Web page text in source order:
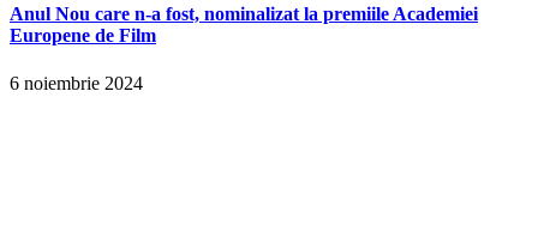
Anul Nou care n-a fost, nominalizat la premiile Academiei
Europene de Film
6 noiembrie 2024